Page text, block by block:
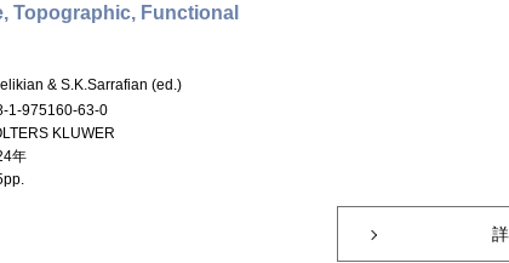
Topographic, Functional
& S.K.Sarrafian (ed.)
1-975160-63-0
KLUWER
年